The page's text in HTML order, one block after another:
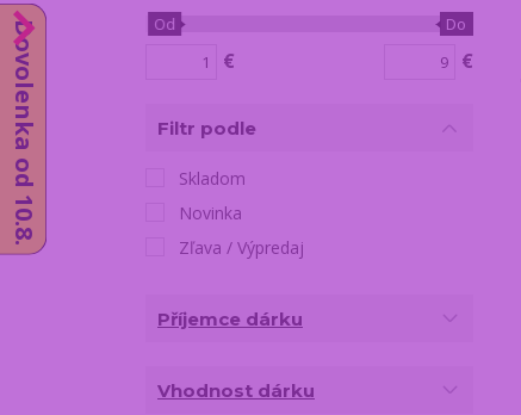
€
Od Do
€
Filtr podle
Skladom
Novinka
Zľava / Výpredaj
Příjemce dárku
Vhodnost dárku
Dovolenka od 10.8.